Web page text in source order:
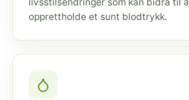
opprettholde et sunt blodtrykk.